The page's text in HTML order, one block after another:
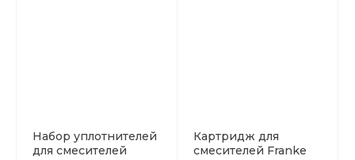
Набор уплотнителей
для смесителей
Картридж для
смесителей Franke